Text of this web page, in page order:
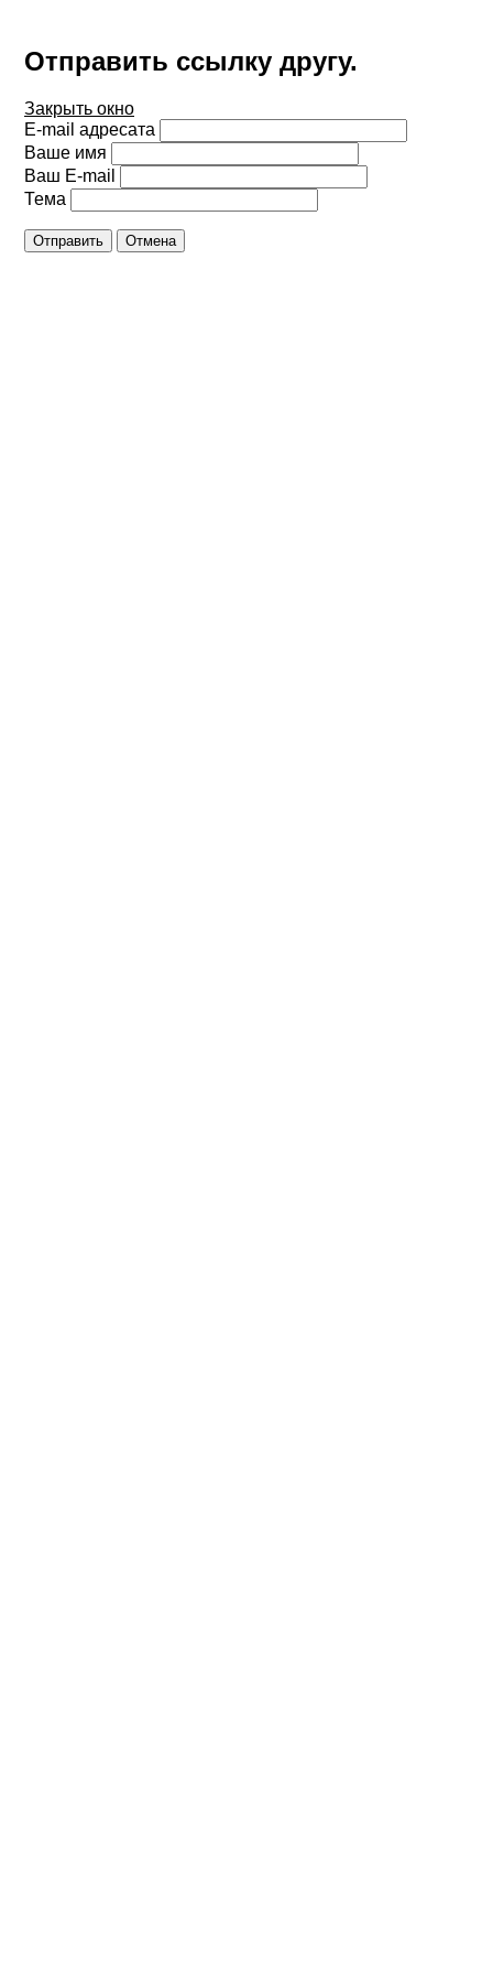
Отправить ссылку другу.
Закрыть окно
E-mail адресата
Ваше имя
Ваш E-mail
Тема
Отправить Отмена